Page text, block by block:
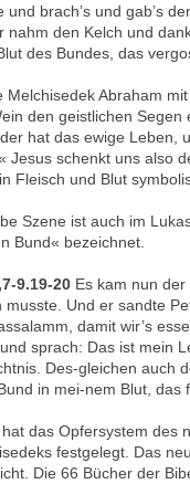
und brach’s und gab’s
nahm den Kelch und
des Bundes, das
Melchisedek Abraham
den geistlichen
hat das ewige Leben,
Jesus schenkt uns also
Fleisch und Blut
Szene ist auch im
Bund« bezeichnet.
9.19-20 Es kam nun
musste. Und er sandte
damit wir’s
sprach: Das ist mein
Des-gleichen auch
in mei-nem Blut, das
das Opfersystem des
festgelegt. Das
Die 66 Bücher der